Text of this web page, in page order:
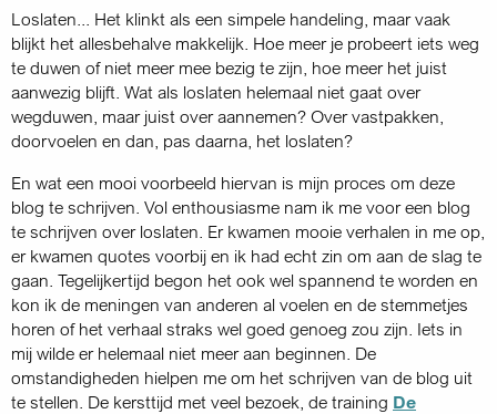
Loslaten... Het klinkt als een simpele handeling, maar vaak
blijkt het alles­behalve makkelijk. Hoe meer je probeert iets weg
te duwen of niet meer mee bezig te zijn, hoe meer het juist
aanwezig blijft. Wat als los­laten helemaal niet gaat over
wegduwen, maar juist over aannemen? Over vastpakken,
doorvoelen en dan, pas daarna, het loslaten?
En wat een mooi voorbeeld hiervan is mijn proces om deze
blog te schrijven. Vol enthousiasme nam ik me voor een blog
te schrijven over loslaten. Er kwamen mooie verhalen in me op,
er kwamen quotes voorbij en ik had echt zin om aan de slag te
gaan. Tegelijkertijd begon het ook wel spannend te worden en
kon ik de meningen van anderen al voelen en de stemmetjes
horen of het verhaal straks wel goed genoeg zou zijn. Iets in
mij wilde er helemaal niet meer aan beginnen. De
omstandigheden hielpen me om het schrijven van de blog uit
te stellen. De kersttijd met veel bezoek, de training De